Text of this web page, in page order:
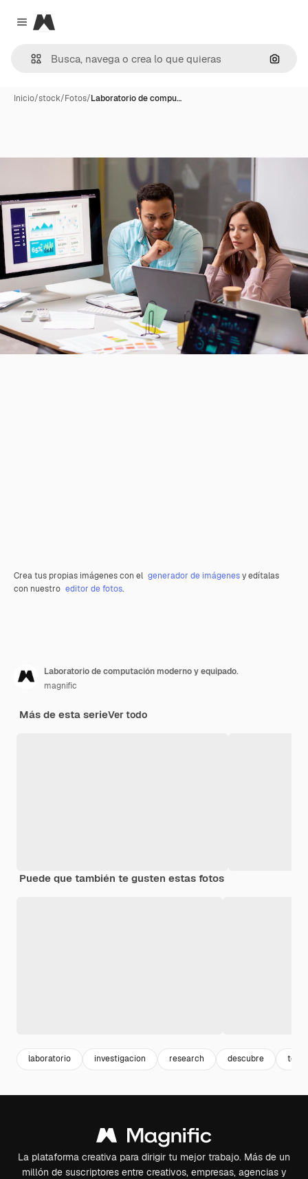
Close menu
Magnific
Inicio/stock/Fotos/Laboratorio de compu…
Crea tus propias imágenes con el generador de imágenesy edítalas
con nuestro editor de fotos.
Laboratorio de computación moderno y equipado.
magnific
Más de esta serieVer todo
Puede que también te gusten estas fotos
laboratorio investigacion research descubre
La plataforma creativa para dirigir tu mejor trabajo. Más de un
millón de suscriptores entre creativos, empresas, agencias y